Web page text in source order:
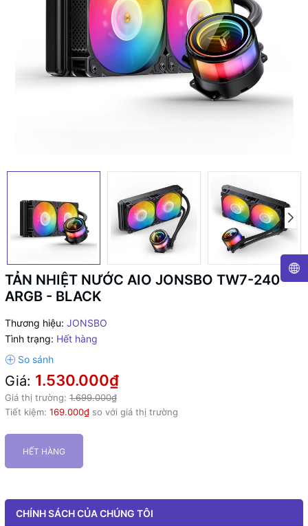
TẢN NHIỆT NƯỚC AIO JONSBO TW7-240
ARGB - BLACK
Thương hiệu: JONSBO
Tình trạng: Hết hàng
Giá: 1.530.000₫
Giá thị trường: 1.699.000₫
Tiết kiệm: 169.000₫ so với giá thị trường
HẾT HÀNG
CHÍNH SÁCH CỦA CHÚNG TÔI